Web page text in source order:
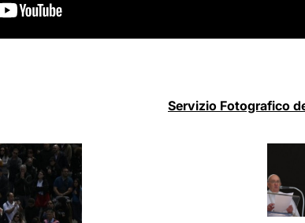
Servizio Fotografico